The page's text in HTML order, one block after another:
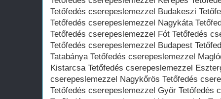
Tetőfedés cserepeslemezzel Budakeszi
Tetőfedés cserepeslemezzel Nagykáta
Tetőfedés cserepeslemezzel Fót Tetőfedés
Tetőfedés cserepeslemezzel Budapest
Tatabánya Tetőfedés cserepeslemezzel
Kistarcsa Tetőfedés cserepeslemezzel
cserepeslemezzel Nagykőrös Tetőfedés
Tetőfedés cserepeslemezzel Győr Tetőfedés